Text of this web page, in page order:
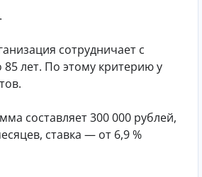
сотрудничает с
лет. По этому критерию у
составляет 300 000 рублей,
ставка — от 6,9 %